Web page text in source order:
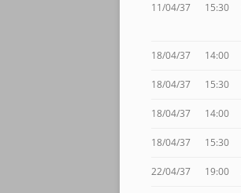
11/04/37 15:30
18/04/37 14:00
18/04/37 15:30
18/04/37 14:00
18/04/37 15:30
22/04/37 19:00